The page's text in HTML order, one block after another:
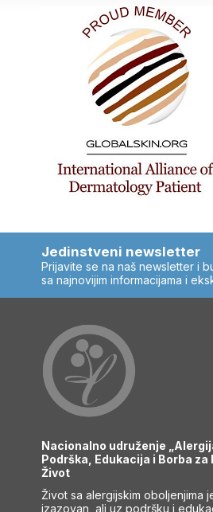
Jedinstveni newsletter
Prijavite se na naš newsletter i
sa najnovijim informacijama i
Nacionalno udruženje
Podrška, Edukacija i Borba
Život
Život sa alergijskim oboljenjima
izazovan, ali uz podršku i